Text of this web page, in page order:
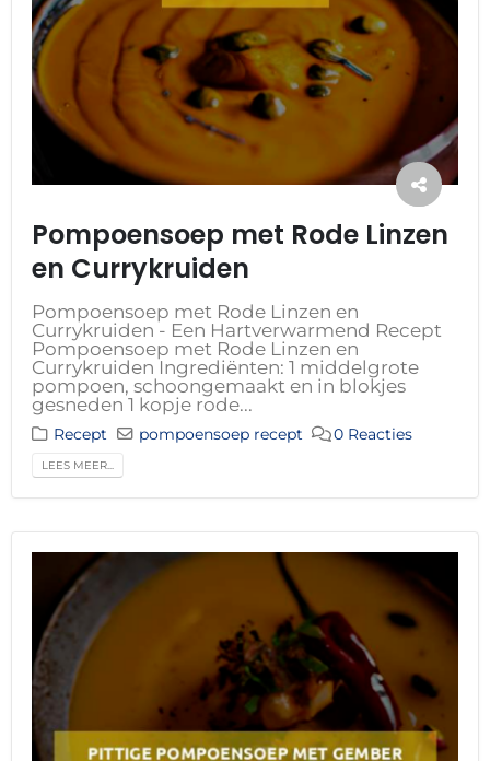
Pompoensoep met Rode Linzen
en Currykruiden
Pompoensoep met Rode Linzen en
Currykruiden - Een Hartverwarmend Recept
Pompoensoep met Rode Linzen en
Currykruiden Ingrediënten: 1 middelgrote
pompoen, schoongemaakt en in blokjes
gesneden 1 kopje rode...
Recept pompoensoep recept 0 Reacties
LEES MEER...